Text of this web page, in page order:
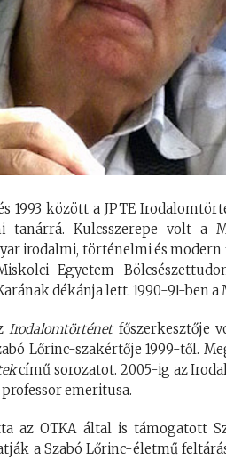
1993 között a JPTE
tanárrá. Kulcsszerepe volt a
irodalmi, történelmi és modern
Egyetem
dékánja lett. 1990-91-ben
Irodalomtörténetfőszerkesztője
Lőrinc-szakértője 1999-től.
című sorozatot. 2005-ig az
emeritusa.
az OTKA által is támogatott
a Szabó Lőrinc-életmű